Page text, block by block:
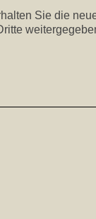
Sie die